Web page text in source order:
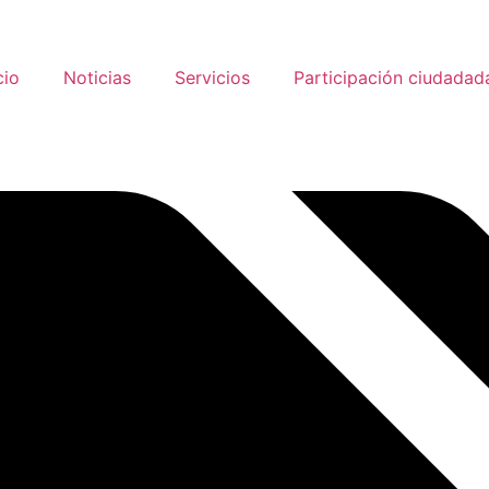
Noticias Servicios Participación